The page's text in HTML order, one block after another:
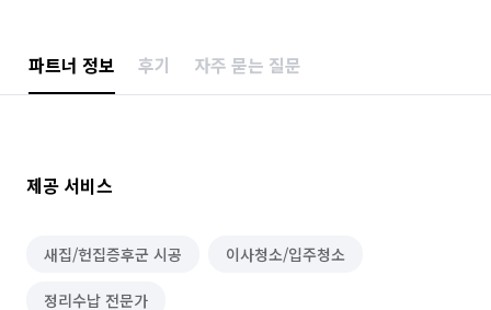
파트너 정보 후기 자주 묻는 질문
제공 서비스
새집/헌집증후군 시공 이사청소/입주청소
정리수납 전문가